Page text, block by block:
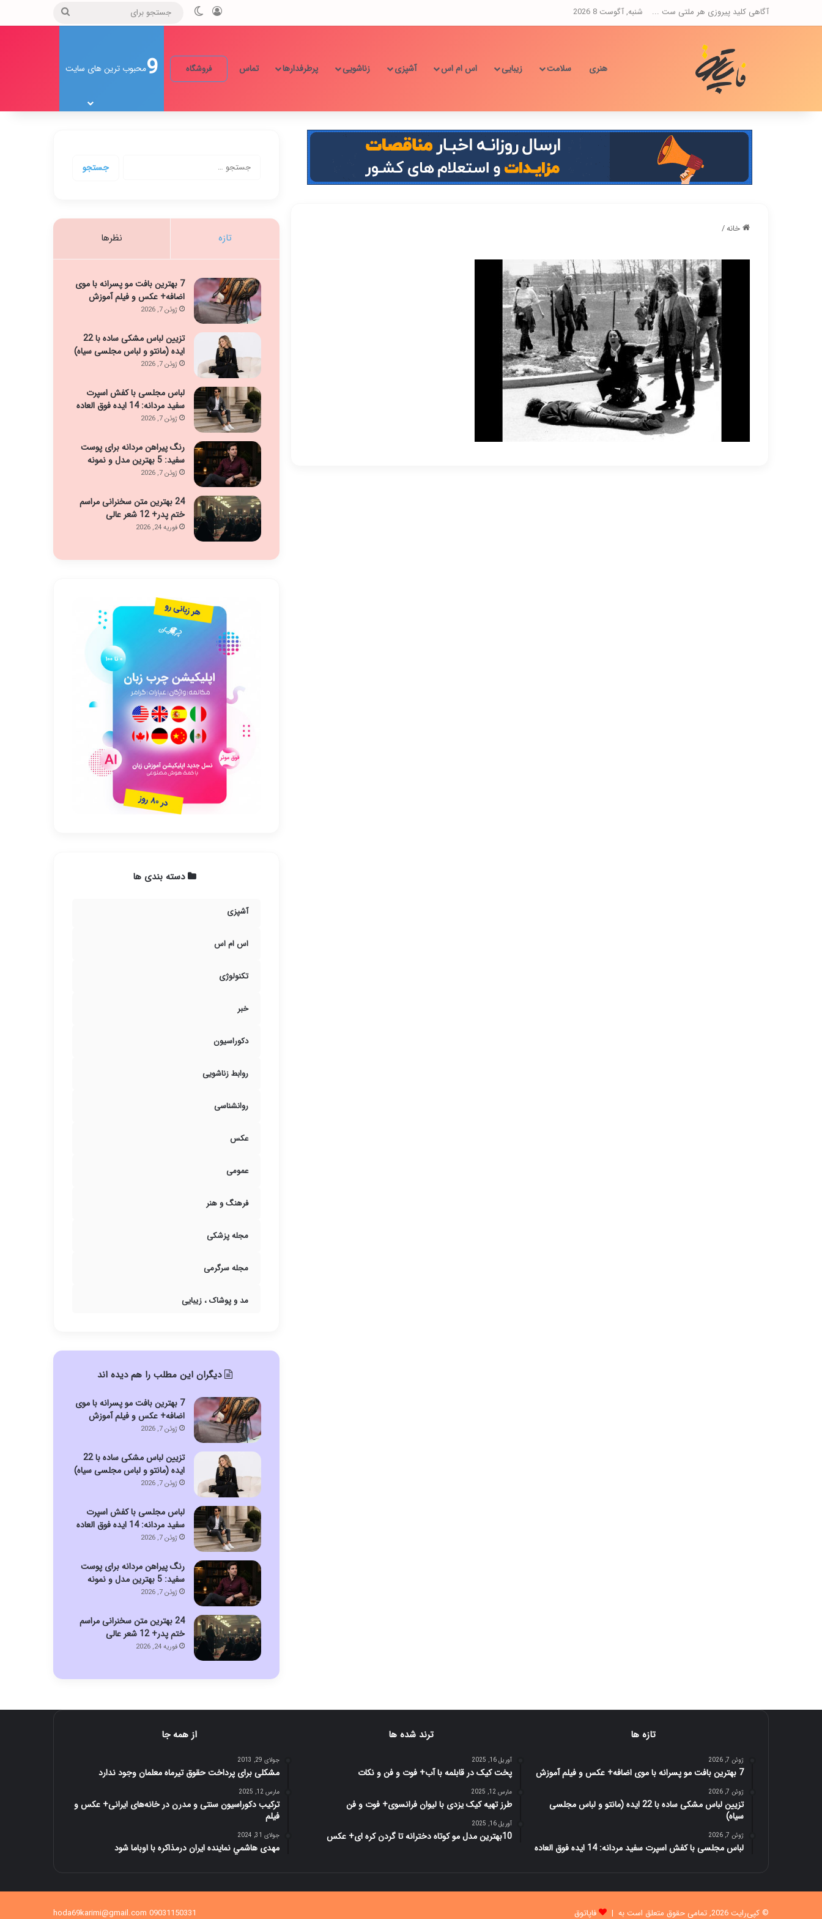
آگاهی کلید پیروزی هر ملتی ست ... شنبه, آگوست 8 2026 ورود تغییر پوسته
جستجو
هنری سلامت زیبایی اس ام اس آشپزی زناشویی پرطرفدارها تماس فروشگاه 9محبوب ترین های سایت
خانه/
تازه نظرها
7 بهترین بافت مو پسرانه با موی
اضافه+ عکس و فیلم آموزش
ژوئن 7, 2026
تزیین لباس مشکی ساده با 22
ایده (مانتو و لباس مجلسی سیاه)
ژوئن 7, 2026
لباس مجلسی با کفش اسپرت
سفید مردانه: 14 ایده فوق العاده
ژوئن 7, 2026
رنگ پیراهن مردانه برای پوست
سفید: 5 بهترین مدل و نمونه
ژوئن 7, 2026
24 بهترین متن سخنرانی مراسم
ختم پدر+ 12 شعر عالی
فوریه 24, 2026
دسته بندی ها
آشپزی
اس ام اس
تکنولوژی
خبر
دکوراسیون
روابط زناشویی
روانشناسی
عکس
عمومی
فرهنگ و هنر
مجله پزشکی
مجله سرگرمی
مد و پوشاک ، زیبایی
دیگران این مطلب را هم دیده اند
7 بهترین بافت مو پسرانه با موی
اضافه+ عکس و فیلم آموزش
ژوئن 7, 2026
تزیین لباس مشکی ساده با 22
ایده (مانتو و لباس مجلسی سیاه)
ژوئن 7, 2026
لباس مجلسی با کفش اسپرت
سفید مردانه: 14 ایده فوق العاده
ژوئن 7, 2026
رنگ پیراهن مردانه برای پوست
سفید: 5 بهترین مدل و نمونه
ژوئن 7, 2026
24 بهترین متن سخنرانی مراسم
ختم پدر+ 12 شعر عالی
فوریه 24, 2026
تازه ها
ژوئن 7, 2026
7 بهترین بافت مو پسرانه با موی اضافه+ عکس و فیلم آموزش
ژوئن 7, 2026
تزیین لباس مشکی ساده با 22 ایده (مانتو و لباس مجلسی
سیاه)
ژوئن 7, 2026
لباس مجلسی با کفش اسپرت سفید مردانه: 14 ایده فوق العاده
ترند شده ها
آوریل 16, 2025
پخت کیک در قابلمه با آب+ فوت و فن و نکات
مارس 12, 2025
طرز تهیه کیک یزدی با لیوان فرانسوی+ فوت و فن
آوریل 16, 2025
10بهترین مدل مو کوتاه دخترانه تا گردن کره ای+ عکس
از همه جا
جولای 29, 2013
مشکلی برای پرداخت حقوق تیرماه معلمان وجود ندارد
مارس 12, 2025
ترکیب دکوراسیون سنتی و مدرن در خانه‌های ایرانی+ عکس و
فیلم
جولای 31, 2024
مهدی هاشمي نماينده ايران درمذاكره با اوباما شود
© کپی‌رایت 2026, تمامی حقوق متعلق است به | فاپاتوق 09031150331 hoda69karimi@gmail.com